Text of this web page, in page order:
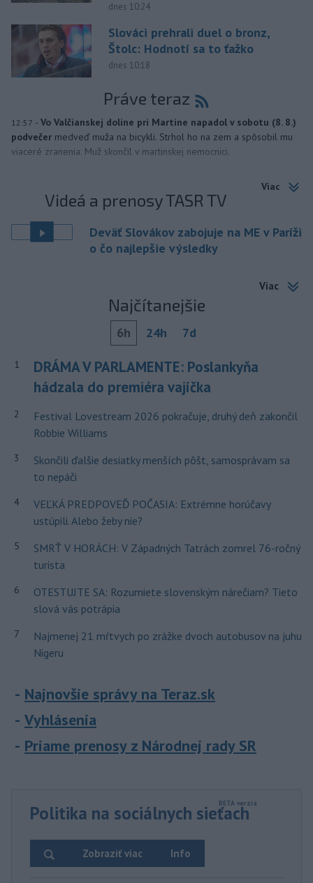
dnes 10:24
Slováci prehrali duel o bronz,
Štolc: Hodnotí sa to ťažko
dnes 10:18
Práve teraz
12:57 - Vo Valčianskej doline pri Martine napadol v sobotu (8. 8.)
podvečer medveď muža na bicykli. Strhol ho na zem a spôsobil mu
viaceré zranenia. Muž skončil v martinskej nemocnici.
Viac
Videá a prenosy TASR TV
Deväť Slovákov zabojuje na ME v Paríži
o čo najlepšie výsledky
Viac
Najčítanejšie
6h 24h 7d
1
DRÁMA V PARLAMENTE: Poslankyňa
hádzala do premiéra vajíčka
2
Festival Lovestream 2026 pokračuje, druhý deň zakončil
Robbie Williams
3
Skončili ďalšie desiatky menších pôšt, samosprávam sa
to nepáči
4
VEĽKÁ PREDPOVEĎ POČASIA: Extrémne horúčavy
ustúpili. Alebo žeby nie?
5
SMRŤ V HORÁCH: V Západných Tatrách zomrel 76-ročný
turista
6
OTESTUJTE SA: Rozumiete slovenským nárečiam? Tieto
slová vás potrápia
7
Najmenej 21 mŕtvych po zrážke dvoch autobusov na juhu
Nigeru
Najnovšie správy na Teraz.sk
Vyhlásenia
Priame prenosy z Národnej rady SR
Politika na sociálnych sieťach
Info
Zobraziť viac